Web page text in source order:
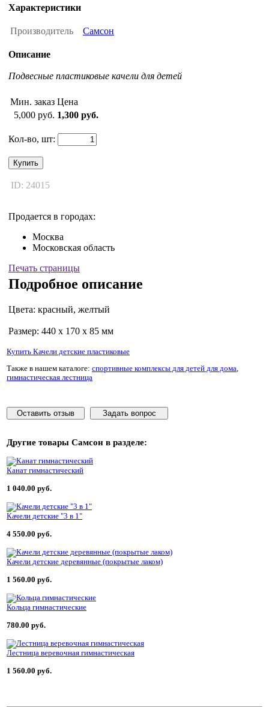
Характеристики
Производитель Самсон
Описание
Подвесные пластиковые качели для детей
Мин. заказ Цена
5,000 руб. 1,300 руб.
Кол-во, шт:
Купить
ID: 24015
Продается в городах:
Москва
Московская область
Печать страницы
Подробное описание
Цвета: красный, желтый
Размер: 440 х 170 х 85 мм
Купить Качели детские пластиковые
Также в нашем каталоге: спортивные комплексы для детей для дома,
гимнастическая лестница
Оставить отзыв Задать вопрос
Другие товары Самсон в разделе:
Канат гимнастический
1 040.00 руб.
Качели детские "3 в 1"
4 550.00 руб.
Качели детские деревянные (покрытые лаком)
1 560.00 руб.
Кольца гимнастические
780.00 руб.
Лестница веревочная гимнастическая
1 560.00 руб.